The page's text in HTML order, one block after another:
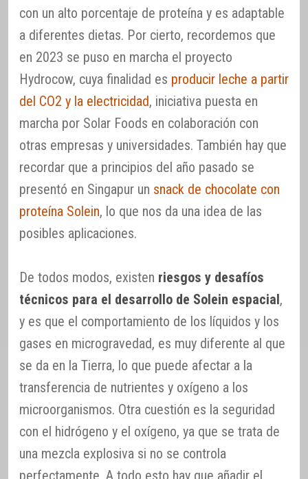
con un alto porcentaje de proteína y es adaptable
a diferentes dietas. Por cierto, recordemos que
en 2023 se puso en marcha el proyecto
Hydrocow, cuya finalidad es producir leche a partir
del CO2 y la electricidad, iniciativa puesta en
marcha por Solar Foods en colaboración con
otras empresas y universidades. También hay que
recordar que a principios del año pasado se
presentó en Singapur un snack de chocolate con
proteína Solein, lo que nos da una idea de las
posibles aplicaciones.
De todos modos, existen riesgos y desafíos
técnicos para el desarrollo de Solein espacial,
y es que el comportamiento de los líquidos y los
gases en microgravedad, es muy diferente al que
se da en la Tierra, lo que puede afectar a la
transferencia de nutrientes y oxígeno a los
microorganismos. Otra cuestión es la seguridad
con el hidrógeno y el oxígeno, ya que se trata de
una mezcla explosiva si no se controla
perfectamente. A todo esto hay que añadir el